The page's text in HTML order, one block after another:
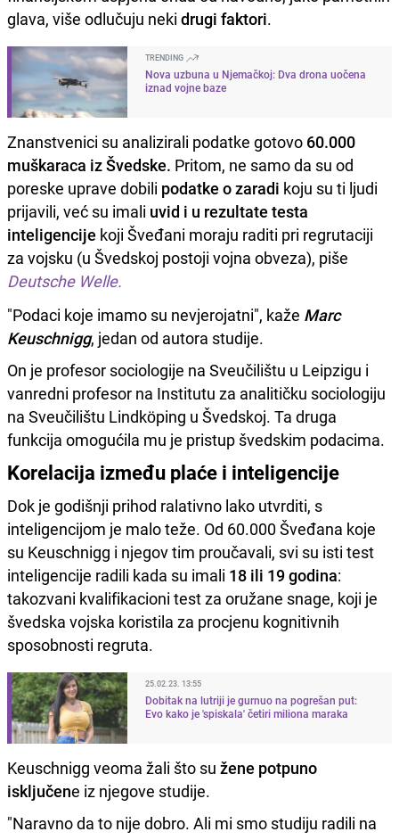
glava, više odlučuju neki drugi faktori.
TRENDING
Nova uzbuna u Njemačkoj: Dva drona uočena
iznad vojne baze
Znanstvenici su analizirali podatke gotovo 60.000
muškaraca iz Švedske. Pritom, ne samo da su od
poreske uprave dobili podatke o zaradi koju su ti ljudi
prijavili, već su imali uvid i u rezultate testa
inteligencije koji Šveđani moraju raditi pri regrutaciji
za vojsku (u Švedskoj postoji vojna obveza), piše
Deutsche Welle.
"Podaci koje imamo su nevjerojatni", kaže Marc
Keuschnigg, jedan od autora studije.
On je profesor sociologije na Sveučilištu u Leipzigu i
vanredni profesor na Institutu za analitičku sociologiju
na Sveučilištu Lindköping u Švedskoj. Ta druga
funkcija omogućila mu je pristup švedskim podacima.
Korelacija između plaće i inteligencije
Dok je godišnji prihod ralativno lako utvrditi, s
inteligencijom je malo teže. Od 60.000 Šveđana koje
su Keuschnigg i njegov tim proučavali, svi su isti test
inteligencije radili kada su imali 18 ili 19 godina:
takozvani kvalifikacioni test za oružane snage, koji je
švedska vojska koristila za procjenu kognitivnih
sposobnosti regruta.
25.02.23. 13:55
Dobitak na lutriji je gurnuo na pogrešan put:
Evo kako je 'spiskala' četiri miliona maraka
Keuschnigg veoma žali što su žene potpuno
isključene iz njegove studije.
"Naravno da to nije dobro. Ali mi smo studiju radili na